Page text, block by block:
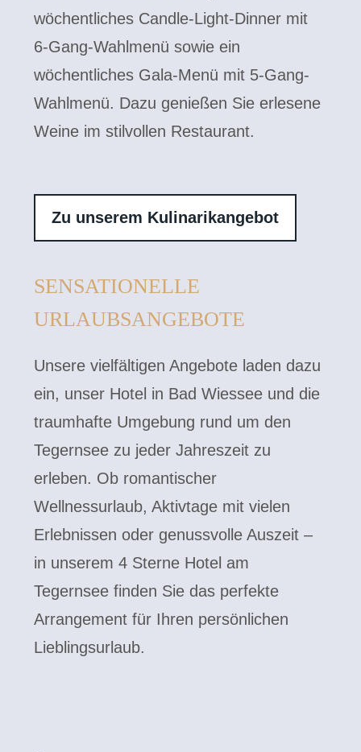
wöchentliches Candle-Light-Dinner mit
6-Gang-Wahlmenü sowie ein
wöchentliches Gala-Menü mit 5-Gang-
Wahlmenü. Dazu genießen Sie erlesene
Weine im stilvollen Restaurant.
Zu unserem Kulinarikangebot
SENSATIONELLE
URLAUBSANGEBOTE
Unsere vielfältigen Angebote laden dazu
ein, unser Hotel in Bad Wiessee und die
traumhafte Umgebung rund um den
Tegernsee zu jeder Jahreszeit zu
erleben. Ob romantischer
Wellnessurlaub, Aktivtage mit vielen
Erlebnissen oder genussvolle Auszeit –
in unserem 4 Sterne Hotel am
Tegernsee finden Sie das perfekte
Arrangement für Ihren persönlichen
Lieblingsurlaub.